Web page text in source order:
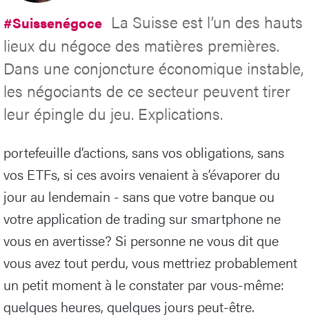
#Suissenégoce La Suisse est l’un des hauts
lieux du négoce des matières premières.
Dans une conjoncture économique instable,
les négociants de ce secteur peuvent tirer
leur épingle du jeu. Explications.
portefeuille d’actions, sans vos obligations, sans
vos ETFs, si ces avoirs venaient à s’évaporer du
jour au lendemain - sans que votre banque ou
votre application de trading sur smartphone ne
vous en avertisse? Si personne ne vous dit que
vous avez tout perdu, vous mettriez probablement
un petit moment à le constater par vous-même:
quelques heures, quelques jours peut-être.